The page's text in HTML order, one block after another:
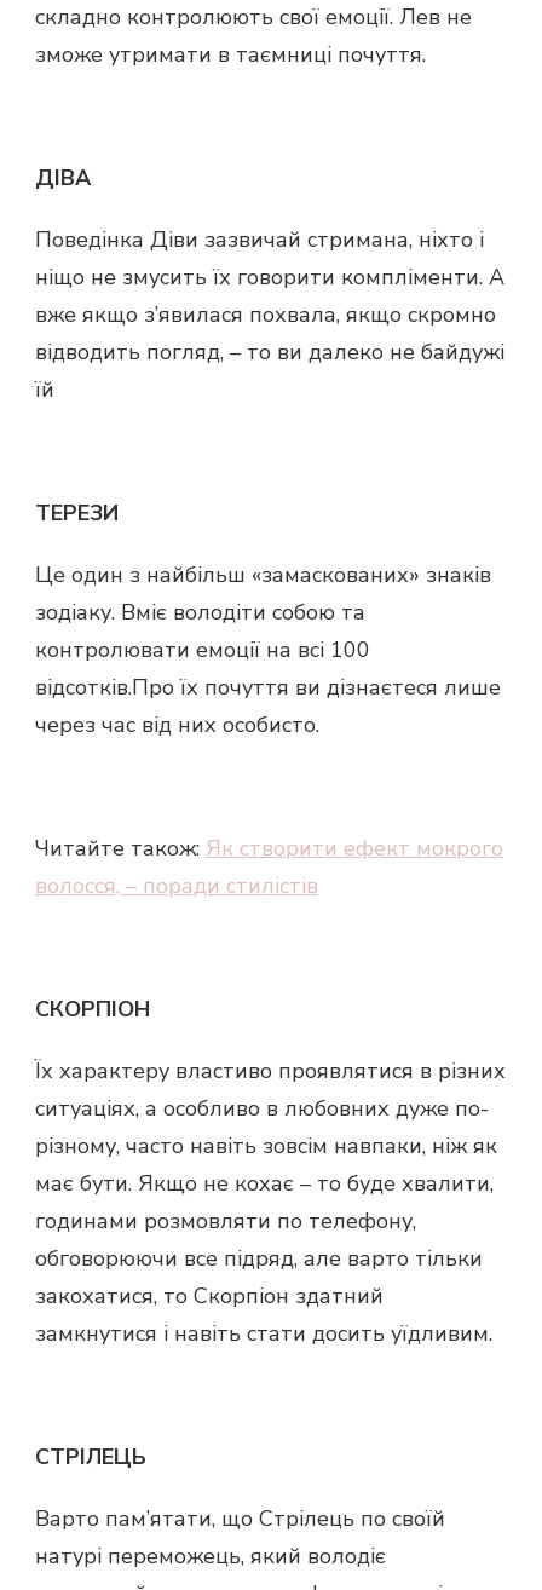
складно контролюють свої емоції. Лев не
зможе утримати в таємниці почуття.
ДІВА
Поведінка Діви зазвичай стримана, ніхто і
ніщо не змусить їх говорити компліменти. А
вже якщо з’явилася похвала, якщо скромно
відводить погляд, – то ви далеко не байдужі
їй
ТЕРЕЗИ
Це один з найбільш «замаскованих» знаків
зодіаку. Вміє володіти собою та
контролювати емоції на всі 100
відсотків.Про їх почуття ви дізнаєтеся лише
через час від них особисто.
Читайте також: Як створити ефект мокрого
волосся, – поради стилістів
СКОРПІОН
Їх характеру властиво проявлятися в різних
ситуаціях, а особливо в любовних дуже по-
різному, часто навіть зовсім навпаки, ніж як
має бути. Якщо не кохає – то буде хвалити,
годинами розмовляти по телефону,
обговорюючи все підряд, але варто тільки
закохатися, то Скорпіон здатний
замкнутися і навіть стати досить уїдливим.
СТРІЛЕЦЬ
Варто пам’ятати, що Стрілець по своїй
натурі переможець, який володіє